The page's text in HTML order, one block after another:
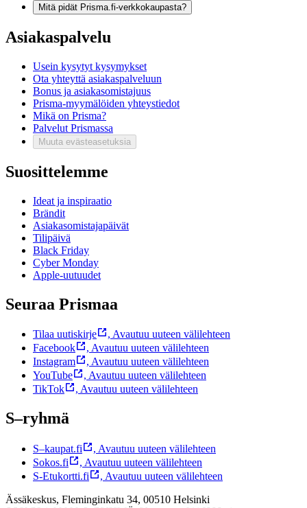
Mitä pidät Prisma.fi-verkkokaupasta?
Asiakaspalvelu
Usein kysytyt kysymykset
Ota yhteyttä asiakaspalveluun
Bonus ja asiakasomistajuus
Prisma-myymälöiden yhteystiedot
Mikä on Prisma?
Palvelut Prismassa
Muuta evästeasetuksia
Suosittelemme
Ideat ja inspiraatio
Brändit
Asiakasomistajapäivät
Tilipäivä
Black Friday
Cyber Monday
Apple-uutuudet
Seuraa Prismaa
Tilaa uutiskirje , Avautuu uuteen välilehteen
Facebook
, Avautuu uuteen välilehteen
Instagram
, Avautuu uuteen välilehteen
YouTube
, Avautuu uuteen välilehteen
TikTok
, Avautuu uuteen välilehteen
S–ryhmä
S–kaupat.fi , Avautuu uuteen välilehteen
Sokos.fi
, Avautuu uuteen välilehteen
S-Etukortti.fi
, Avautuu uuteen välilehteen
Ässäkeskus, Fleminginkatu 34, 00510 Helsinki